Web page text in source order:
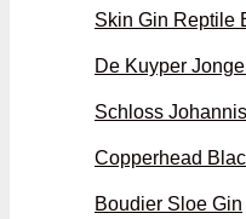
Skin Gin Reptile
De Kuyper
Schloss
Copperhead
Boudier Sloe Gin